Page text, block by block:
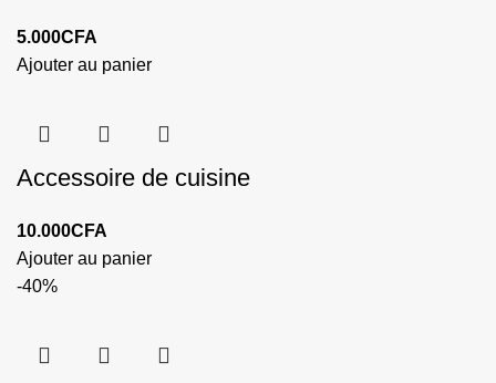
5.000CFA
Ajouter au panier
Accessoire de cuisine
10.000CFA
Ajouter au panier
-40%